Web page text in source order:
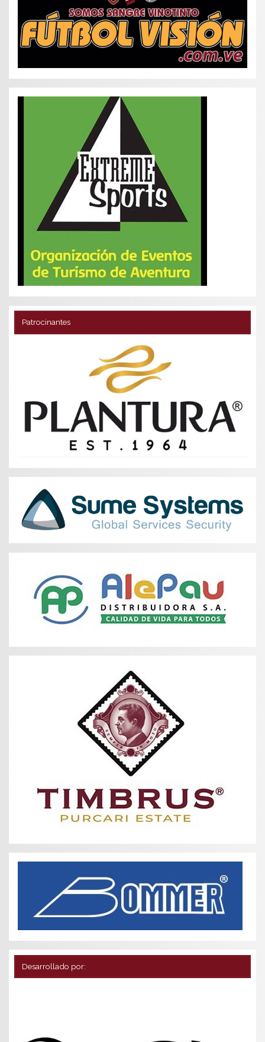
Patrocinantes
Desarrollado por: